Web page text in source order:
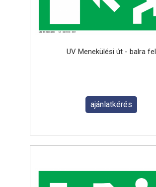
UV Menekülési út - balra fel
ajánlatkérés